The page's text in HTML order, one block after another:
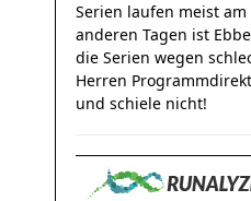
Serien laufen meist
anderen Tagen ist
die Serien wegen
Herren
und schiele nicht!